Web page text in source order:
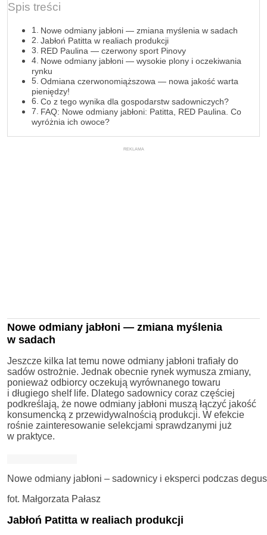
Spis treści
Nowe odmiany jabłoni — zmiana myślenia w sadach
Jabłoń Patitta w realiach produkcji
RED Paulina — czerwony sport Pinovy
Nowe odmiany jabłoni — wysokie plony i oczekiwania
rynku
Odmiana czerwonomiąższowa — nowa jakość warta
pieniędzy!
Co z tego wynika dla gospodarstw sadowniczych?
FAQ: Nowe odmiany jabłoni: Patitta, RED Paulina. Co
wyróżnia ich owoce?
REKLAMA
Nowe odmiany jabłoni — zmiana myślenia
w sadach
Jeszcze kilka lat temu nowe odmiany jabłoni trafiały do
sadów ostrożnie. Jednak obecnie rynek wymusza zmiany,
ponieważ odbiorcy oczekują wyrównanego towaru
i długiego shelf life. Dlatego sadownicy coraz częściej
podkreślają, że nowe odmiany jabłoni muszą łączyć jakość
konsumencką z przewidywalnością produkcji. W efekcie
rośnie zainteresowanie selekcjami sprawdzanymi już
w praktyce.
Nowe odmiany jabłoni – sadownicy i eksperci podczas
fot. Małgorzata Pałasz
Jabłoń Patitta w realiach produkcji